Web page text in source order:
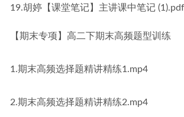
19.胡婷【课堂笔记】主讲课中笔记 (1).pdf
【期末专项】高二下期末高频题型训练
1.期末高频选择题精讲精练1.mp4
2.期末高频选择题精讲精练2.mp4